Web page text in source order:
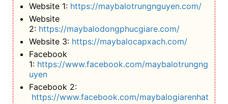
Website 1: https://maybalotrungnguyen.com/
Website
2: https://maybalodongphucgiare.com/
Website 3: https://maybalocapxach.com/
Facebook
1: https://www.facebook.com/maybalotrungng
uyen
Facebook 2:
https://www.facebook.com/maybalogiarenhat